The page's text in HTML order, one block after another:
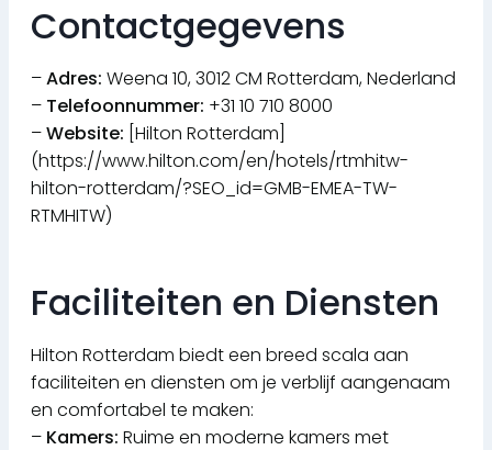
Contactgegevens
–Adres: Weena 10, 3012 CM Rotterdam, Nederland
– Telefoonnummer: +31 10 710 8000
–Website: [Hilton Rotterdam]
(https://www.hilton.com/en/hotels/rtmhitw-
hilton-rotterdam/?SEO_id=GMB-EMEA-TW-
RTMHITW)
Faciliteiten en Diensten
Hilton Rotterdam biedt een breed scala aan
faciliteiten en diensten om je verblijf aangenaam
en comfortabel te maken:
– Kamers: Ruime en moderne kamers met